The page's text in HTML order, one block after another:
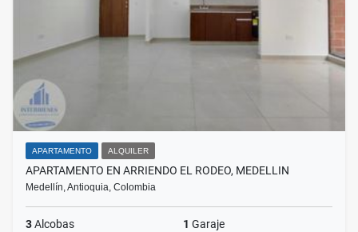
APARTAMENTO ALQUILER
APARTAMENTO EN ARRIENDO EL RODEO, MEDELLIN
Medellín, Antioquia, Colombia
3Alcobas 1 Garaje